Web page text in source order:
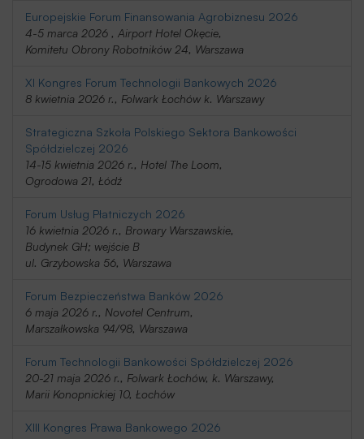
Europejskie Forum Finansowania Agrobiznesu 2026
4-5 marca 2026 , Airport Hotel Okęcie,
Komitetu Obrony Robotników 24, Warszawa
XI Kongres Forum Technologii Bankowych 2026
8 kwietnia 2026 r., Folwark Łochów k. Warszawy
Strategiczna Szkoła Polskiego Sektora Bankowości
Spółdzielczej 2026
14-15 kwietnia 2026 r., Hotel The Loom,
Ogrodowa 21, Łódź
Forum Usług Płatniczych 2026
16 kwietnia 2026 r., Browary Warszawskie,
Budynek GH; wejście B
ul. Grzybowska 56, Warszawa
Forum Bezpieczeństwa Banków 2026
6 maja 2026 r., Novotel Centrum,
Marszałkowska 94/98, Warszawa
Forum Technologii Bankowości Spółdzielczej 2026
20-21 maja 2026 r., Folwark Łochów, k. Warszawy,
Marii Konopnickiej 10, Łochów
XIII Kongres Prawa Bankowego 2026